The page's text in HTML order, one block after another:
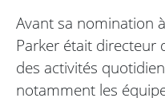
Avant sa nomination
Parker était directeur
des activités
notamment les